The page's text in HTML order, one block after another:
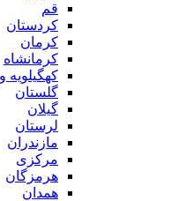
قم
کردستان
کرمان
کرمانشاه
کهگیلویه
گلستان
گیلان
لرستان
مازندران
مرکزی
هرمزگان
همدان